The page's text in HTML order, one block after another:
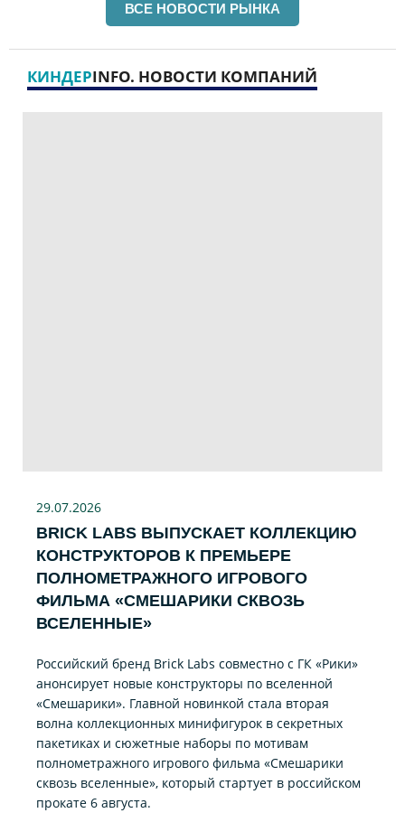
ВСЕ НОВОСТИ РЫНКА
КИНДЕРINFO. НОВОСТИ КОМПАНИЙ
29.07.2026
BRICK LABS ВЫПУСКАЕТ КОЛЛЕКЦИЮ
КОНСТРУКТОРОВ К ПРЕМЬЕРЕ
ПОЛНОМЕТРАЖНОГО ИГРОВОГО
ФИЛЬМА «CМЕШАРИКИ СКВОЗЬ
ВСЕЛЕННЫЕ»
Российский бренд Brick Labs совместно с ГК «Рики»
анонсирует новые конструкторы по вселенной
«Смешарики». Главной новинкой стала вторая
волна коллекционных минифигурок в секретных
пакетиках и сюжетные наборы по мотивам
полнометражного игрового фильма «Смешарики
сквозь вселенные», который стартует в российском
прокате 6 августа.